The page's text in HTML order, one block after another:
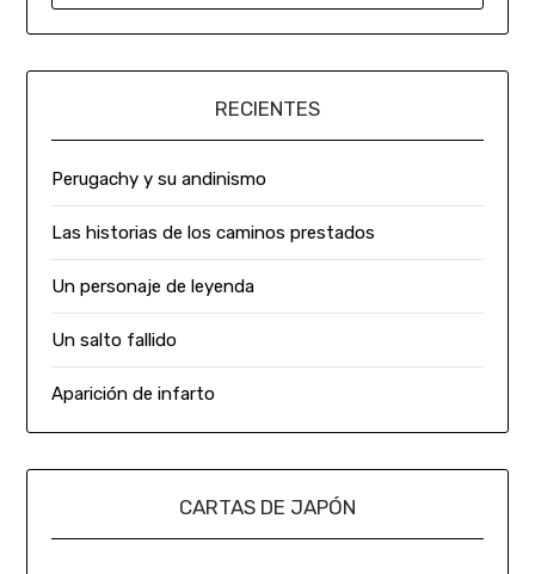
RECIENTES
Perugachy y su andinismo
Las historias de los caminos prestados
Un personaje de leyenda
Un salto fallido
Aparición de infarto
CARTAS DE JAPÓN